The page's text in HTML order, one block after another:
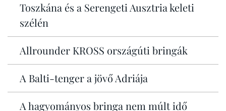
Toszkána és a Serengeti Ausztria keleti
szélén
Allrounder KROSS országúti bringák
A Balti-tenger a jövő Adriája
A hagyományos bringa nem múlt idő